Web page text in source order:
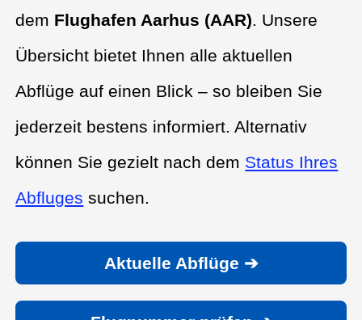
dem Flughafen Aarhus (AAR). Unsere
Übersicht bietet Ihnen alle aktuellen
Abflüge auf einen Blick – so bleiben Sie
jederzeit bestens informiert. Alternativ
können Sie gezielt nach dem Status Ihres
Abfluges suchen.
Aktuelle Abflüge ➔